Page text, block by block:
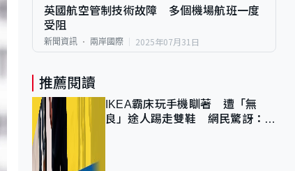
英國航空管制技術故障 多個機場航班一度
受阻
新聞資訊 兩岸國際 2025年07月31日
推薦閱讀
IKEA霸床玩手機瞓著 遭「無
良」途人踢走雙鞋 網民驚訝：冇